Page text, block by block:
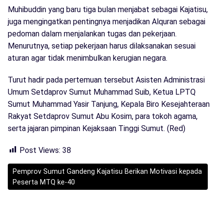
Muhibuddin yang baru tiga bulan menjabat sebagai Kajatisu,
juga mengingatkan pentingnya menjadikan Alquran sebagai
pedoman dalam menjalankan tugas dan pekerjaan.
Menurutnya, setiap pekerjaan harus dilaksanakan sesuai
aturan agar tidak menimbulkan kerugian negara.
Turut hadir pada pertemuan tersebut Asisten Administrasi
Umum Setdaprov Sumut Muhammad Suib, Ketua LPTQ
Sumut Muhammad Yasir Tanjung, Kepala Biro Kesejahteraan
Rakyat Setdaprov Sumut Abu Kosim, para tokoh agama,
serta jajaran pimpinan Kejaksaan Tinggi Sumut. (Red)
Post Views: 38
Pemprov Sumut Gandeng Kajatisu Berikan Motivasi kepada
Peserta MTQ ke-40